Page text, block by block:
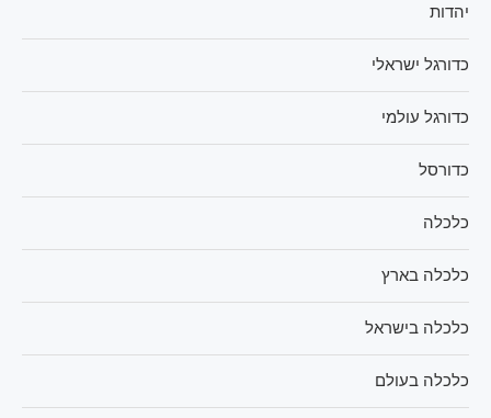
יהדות
כדורגל ישראלי
כדורגל עולמי
כדורסל
כלכלה
כלכלה בארץ
כלכלה בישראל
כלכלה בעולם